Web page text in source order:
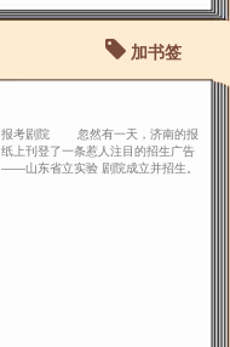
加书签
报考剧院 忽然有一天，济南的报
纸上刊登了一条惹人注目的招生广告
――山东省立实验 剧院成立并招生。